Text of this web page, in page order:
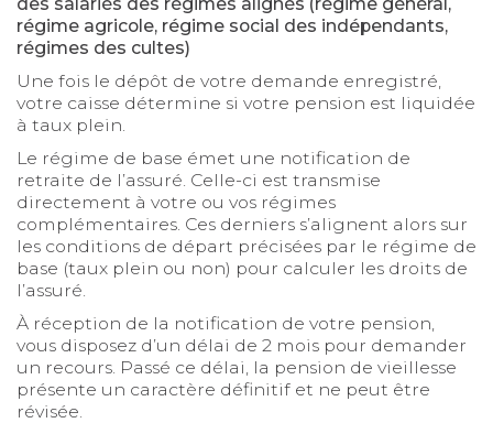
régime agricole, régime social des indépendants,
régimes des cultes)
Une fois le dépôt de votre demande enregistré,
votre caisse détermine si votre pension est liquidée
à taux plein.
Le régime de base émet une notification de
retraite de l’assuré. Celle-ci est transmise
directement à votre ou vos régimes
complémentaires. Ces derniers s’alignent alors sur
les conditions de départ précisées par le régime de
base (taux plein ou non) pour calculer les droits de
l’assuré.
À réception de la notification de votre pension,
vous disposez d’un délai de 2 mois pour demander
un recours. Passé ce délai, la pension de vieillesse
présente un caractère définitif et ne peut être
révisée.